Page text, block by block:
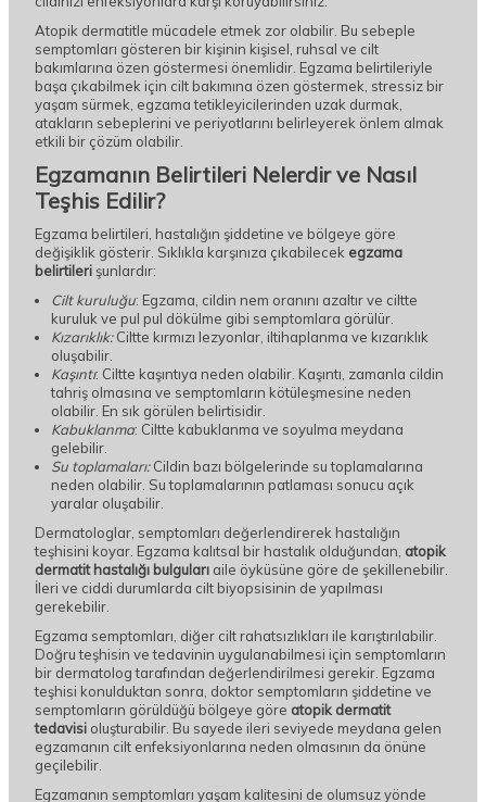
Atopik dermatitle mücadele etmek zor olabilir. Bu sebeple
semptomları gösteren bir kişinin kişisel, ruhsal ve cilt
bakımlarına özen göstermesi önemlidir. Egzama belirtileriyle
başa çıkabilmek için cilt bakımına özen göstermek, stressiz bir
yaşam sürmek, egzama tetikleyicilerinden uzak durmak,
atakların sebeplerini ve periyotlarını belirleyerek önlem almak
etkili bir çözüm olabilir.
Egzamanın Belirtileri Nelerdir ve Nasıl
Teşhis Edilir?
Egzama belirtileri, hastalığın şiddetine ve bölgeye göre
değişiklik gösterir. Sıklıkla karşınıza çıkabilecek egzama
belirtileri şunlardır:
Cilt kuruluğu: Egzama, cildin nem oranını azaltır ve ciltte
kuruluk ve pul pul dökülme gibi semptomlara görülür.
Kızarıklık:Ciltte kırmızı lezyonlar, iltihaplanma ve kızarıklık
oluşabilir.
Kaşıntı: Ciltte kaşıntıya neden olabilir. Kaşıntı, zamanla cildin
tahriş olmasına ve semptomların kötüleşmesine neden
olabilir. En sık görülen belirtisidir.
Kabuklanma: Ciltte kabuklanma ve soyulma meydana
gelebilir.
Su toplamaları:Cildin bazı bölgelerinde su toplamalarına
neden olabilir. Su toplamalarının patlaması sonucu açık
yaralar oluşabilir.
Dermatologlar, semptomları değerlendirerek hastalığın
teşhisini koyar. Egzama kalıtsal bir hastalık olduğundan, atopik
dermatit hastalığı bulguları aile öyküsüne göre de şekillenebilir.
İleri ve ciddi durumlarda cilt biyopsisinin de yapılması
gerekebilir.
Egzama semptomları, diğer cilt rahatsızlıkları ile karıştırılabilir.
Doğru teşhisin ve tedavinin uygulanabilmesi için semptomların
bir dermatolog tarafından değerlendirilmesi gerekir. Egzama
teşhisi konulduktan sonra, doktor semptomların şiddetine ve
semptomların görüldüğü bölgeye göre atopik dermatit
tedavisi oluşturabilir. Bu sayede ileri seviyede meydana gelen
egzamanın cilt enfeksiyonlarına neden olmasının da önüne
geçilebilir.
Egzamanın semptomları yaşam kalitesini de olumsuz yönde